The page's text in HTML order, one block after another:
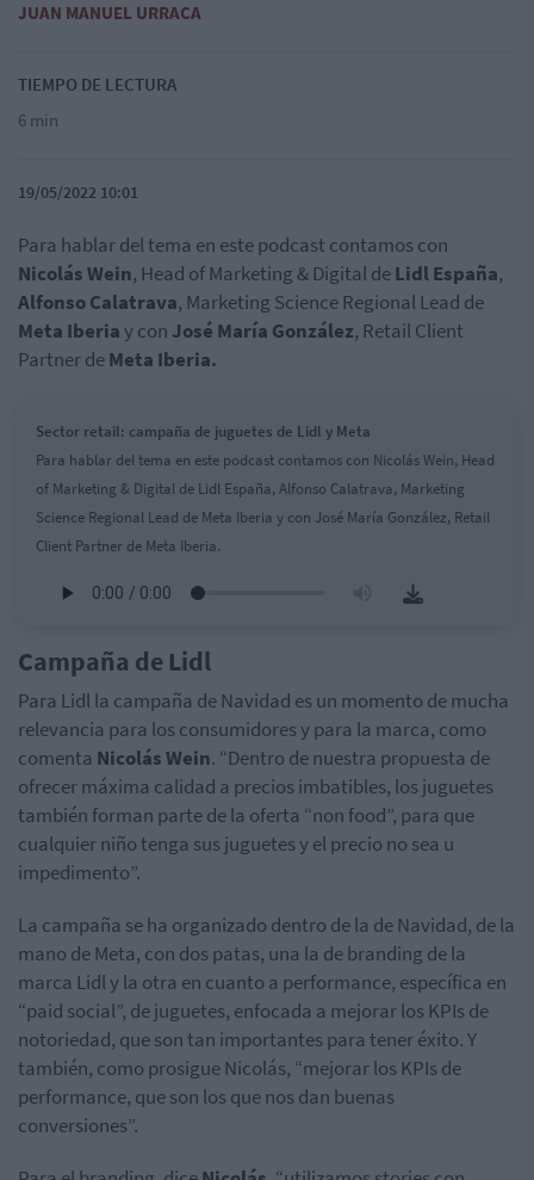
JUAN MANUEL URRACA
TIEMPO DE LECTURA
6 min
19/05/2022 10:01
Para hablar del tema en este podcast contamos con
Nicolás Wein, Head of Marketing & Digital deLidl España,
Alfonso Calatrava, Marketing Science Regional Lead de
Meta Iberiay con José María González, Retail Client
Partner deMeta Iberia.
Sector retail: campaña de juguetes de Lidl y Meta
Para hablar del tema en este podcast contamos con Nicolás Wein, Head
of Marketing & Digital de Lidl España, Alfonso Calatrava, Marketing
Science Regional Lead de Meta Iberia y con José María González, Retail
Client Partner de Meta Iberia.
Campaña de Lidl
Para Lidlla campaña de Navidad es un momento de mucha
relevancia para los consumidores y para la marca, como
comenta NicolásWein. “Dentro de nuestra propuesta de
ofrecer máxima calidad a precios imbatibles, los juguetes
también forman parte de la oferta “non food”, para que
cualquier niño tenga sus juguetes y el precio no sea u
impedimento”.
La campaña se ha organizado dentro de la de Navidad, de la
mano de Meta, con dos patas, una la debranding de la
marca Lidly la otra en cuanto a performance, específica en
“paid social”, de juguetes, enfocada a mejorar losKPIsde
notoriedad, que son tan importantes para tener éxito. Y
también, como prosigue Nicolás, “mejorar losKPIsde
performance, que son los que nos dan buenas
conversiones”.